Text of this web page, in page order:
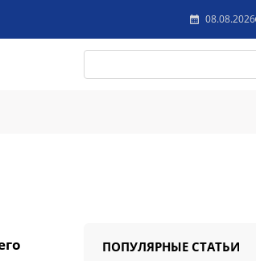
08.08.2026
ПОПУЛЯРНЫЕ СТАТЬИ